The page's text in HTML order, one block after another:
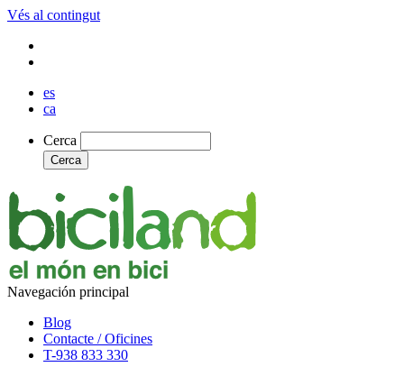
Vés al contingut
es
ca
Cerca
Cerca
Navegación principal
Blog
Contacte / Oficines
T-938 833 330